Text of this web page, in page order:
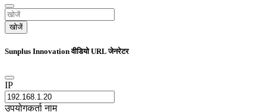
खोजें
Sunplus Innovation वीडियो URL जेनरेटर
IP
उपयोगकर्ता नाम